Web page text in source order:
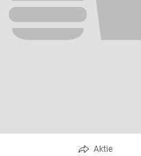
Aktie